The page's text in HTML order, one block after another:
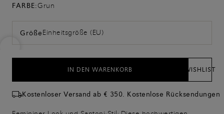
FARBE:Grun
GrößeEinheitsgröße (EU)
IN DEN WARENKORB WISHLIST
Kostenloser Versand ab € 350. Kostenlose Rücksendungen